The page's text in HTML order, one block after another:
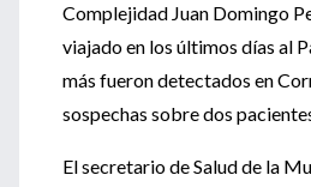
Complejidad Juan Domingo
viajado en los últimos días al
más fueron detectados en
sospechas sobre dos
El secretario de Salud de la